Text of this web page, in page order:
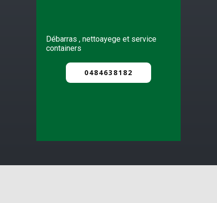
Débarras , nettoayege et service
containers
0484638182